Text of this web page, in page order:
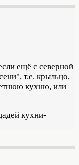
ещё с северной
т.е. крыльцо,
кухню, или
кухни-